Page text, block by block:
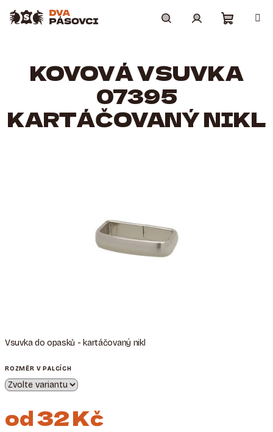
košík
Vsuvka do opasků - kartáčovaný nikl
ROZMĚR V PALCÍCH
od32 Kč
KOVOVÁ VSUVKA
07395
KARTÁČOVANÝ NIKL